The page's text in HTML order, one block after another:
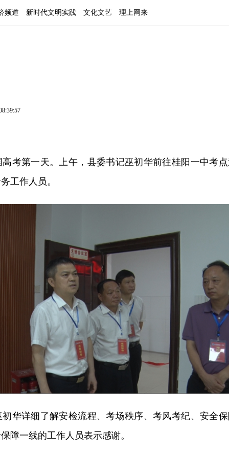
频道 新时代文明实践 文化文艺 理上网来
高考第一天。上午，县委书记巫初华前往桂阳一中考
工作人员。
华详细了解安检流程、考场秩序、考风考纪、安全
障一线的工作人员表示感谢。